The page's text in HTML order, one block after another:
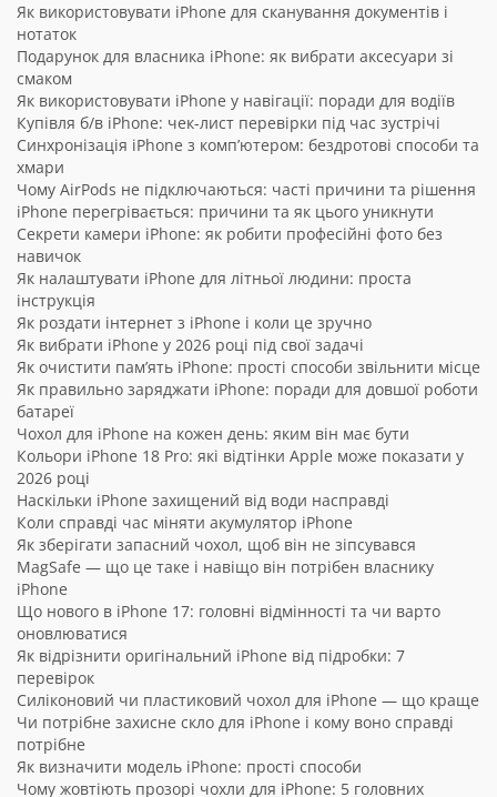
Як використовувати iPhone для сканування документів і
нотаток
Подарунок для власника iPhone: як вибрати аксесуари зі
смаком
Як використовувати iPhone у навігації: поради для водіїв
Купівля б/в iPhone: чек-лист перевірки під час зустрічі
Синхронізація iPhone з комп’ютером: бездротові способи та
хмари
Чому AirPods не підключаються: часті причини та рішення
iPhone перегрівається: причини та як цього уникнути
Секрети камери iPhone: як робити професійні фото без
навичок
Як налаштувати iPhone для літньої людини: проста
інструкція
Як роздати інтернет з iPhone і коли це зручно
Як вибрати iPhone у 2026 році під свої задачі
Як очистити пам’ять iPhone: прості способи звільнити місце
Як правильно заряджати iPhone: поради для довшої роботи
батареї
Чохол для iPhone на кожен день: яким він має бути
Кольори iPhone 18 Pro: які відтінки Apple може показати у
2026 році
Наскільки iPhone захищений від води насправді
Коли справді час міняти акумулятор iPhone
Як зберігати запасний чохол, щоб він не зіпсувався
MagSafe — що це таке і навіщо він потрібен власнику
iPhone
Що нового в iPhone 17: головні відмінності та чи варто
оновлюватися
Як відрізнити оригінальний iPhone від підробки: 7
перевірок
Силіконовий чи пластиковий чохол для iPhone — що краще
Чи потрібне захисне скло для iPhone і кому воно справді
потрібне
Як визначити модель iPhone: прості способи
Чому жовтіють прозорі чохли для iPhone: 5 головних